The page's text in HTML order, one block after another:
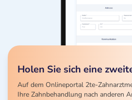
Holen Sie sich eine
Auf dem Onlineportal 2te-
Ihre Zahnbehandlung nach anderen